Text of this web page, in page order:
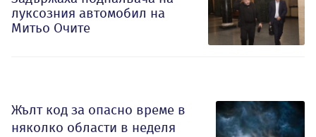
луксозния автомобил на
Митьо Очите
Жълт код за опасно време в
няколко области в неделя